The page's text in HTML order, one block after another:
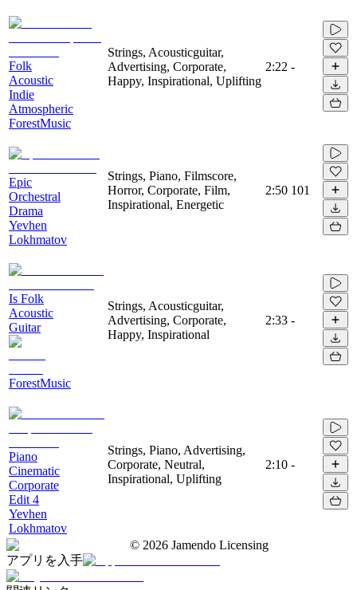
Folk
Acoustic
Indie
Atmospheric
ForestMusic
Strings, Acousticguitar,
Advertising, Corporate,
Happy, Inspirational, Uplifting
2:22 -
Epic
Orchestral
Drama
Yevhen
Lokhmatov
Strings, Piano, Filmscore,
Horror, Corporate, Film,
Inspirational, Energetic
2:50 101
Is Folk
Acoustic
Guitar
ForestMusic
Strings, Acousticguitar,
Advertising, Corporate,
Happy, Inspirational
2:33 -
Piano
Cinematic
Corporate
Edit 4
Yevhen
Lokhmatov
Strings, Piano, Advertising,
Corporate, Neutral,
Inspirational, Uplifting
2:10 -
© 2026 Jamendo Licensing
アプリを入手